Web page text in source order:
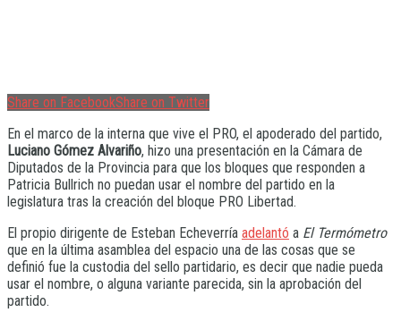
Share on FacebookShare on Twitter
En el marco de la interna que vive el PRO, el apoderado del partido,
Luciano Gómez Alvariño, hizo una presentación en la Cámara de
Diputados de la Provincia para que los bloques que responden a
Patricia Bullrich no puedan usar el nombre del partido en la
legislatura tras la creación del bloque PRO Libertad.
El propio dirigente de Esteban Echeverría adelantó a El Termómetro
que en la última asamblea del espacio una de las cosas que se
definió fue la custodia del sello partidario, es decir que nadie pueda
usar el nombre, o alguna variante parecida, sin la aprobación del
partido.